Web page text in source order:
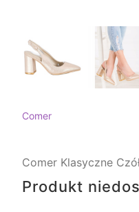
Comer
Comer Klasyczne
Produkt